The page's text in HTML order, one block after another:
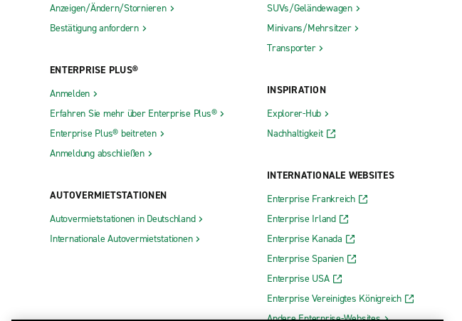
Anzeigen/Ändern/Stornieren
Bestätigung anfordern
ENTERPRISE PLUS®
Anmelden
Erfahren Sie mehr über Enterprise Plus®
Enterprise Plus® beitreten
Anmeldung abschließen
AUTOVERMIETSTATIONEN
Autovermietstationen in Deutschland
Internationale Autovermietstationen
SUVs/Geländewagen
Minivans/Mehrsitzer
Transporter
INSPIRATION
Explorer-Hub
Nachhaltigkeit
INTERNATIONALE WEBSITES
Enterprise Frankreich
Enterprise Irland
Enterprise Kanada
Enterprise Spanien
Enterprise USA
Enterprise Vereinigtes Königreich